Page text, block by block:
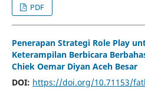
PDF
Penerapan Strategi Role Play
Keterampilan Berbicara
Chiek Oemar Diyan Aceh Besar
DOI: https://doi.org/10.71153/